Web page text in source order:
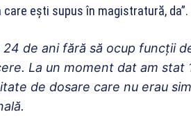
care eşti supus în magistratură, da”.
24 de ani fără să ocup funcţii
La un moment dat am stat
de dosare care nu erau